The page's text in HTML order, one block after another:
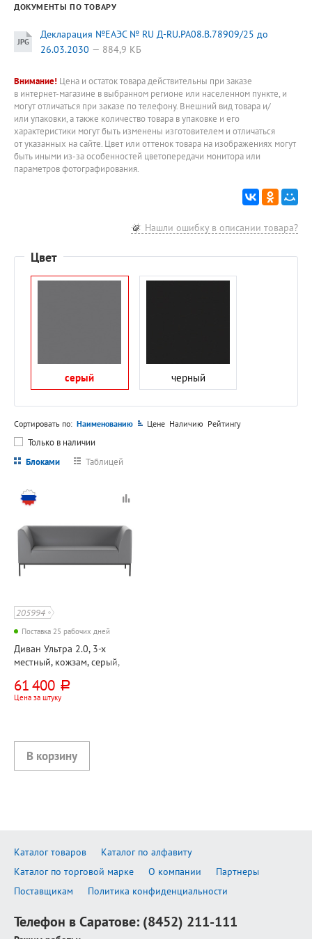
ДОКУМЕНТЫ ПО ТОВАРУ
Декларация №EAЭC № RU Д-RU.РА08.В.78909/25 до
26.03.2030
884,9 КБ
Внимание! Цена и остаток товара действительны при заказе
в интернет-магазине в выбранном регионе или населенном пункте, и
могут отличаться при заказе по телефону. Внешний вид товара и/
или упаковки, а также количество товара в упаковке и его
характеристики могут быть изменены изготовителем и отличаться
от указанных на сайте. Цвет или оттенок товара на изображениях могут
быть иными из-за особенностей цветопередачи монитора или
параметров фотографирования.
Нашли ошибку в описании товара?
Цвет
серый черный
Сортировать по: Наименованию Цене Наличию Рейтингу
Только в наличии
Блоками
Таблицей
205994
Поставка 25 рабочих дней
Диван Ультра 2.0, 3-х
местный, кожзам, серый,
61 400 руб.
Цена за штуку
Каталог товаров
Каталог по алфавиту
Каталог по торговой марке
О компании
Партнеры
Поставщикам
Политика конфиденциальности
Телефон в Саратове: (8452) 211-111